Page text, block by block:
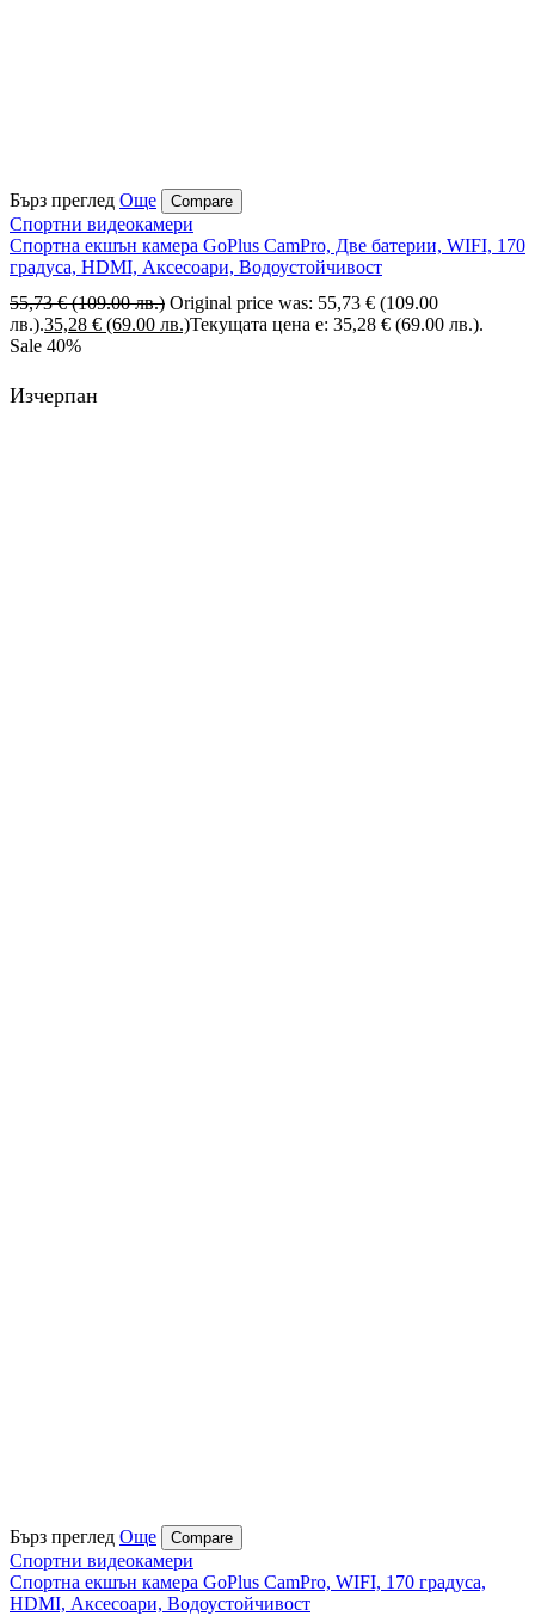
Бърз преглед Още Compare
Спортни видеокамери
Спортна екшън камера GoPlus CamPro, Две батерии, WIFI, 170
градуса, HDMI, Аксесоари, Водоустойчивост
55,73€ (109.00 лв.) Original price was: 55,73 € (109.00
лв.).35,28 € (69.00 лв.)Текущата цена е: 35,28 € (69.00 лв.).
Sale 40%
Изчерпан
Бърз преглед Още Compare
Спортни видеокамери
Спортна екшън камера GoPlus CamPro, WIFI, 170 градуса,
HDMI, Аксесоари, Водоустойчивост